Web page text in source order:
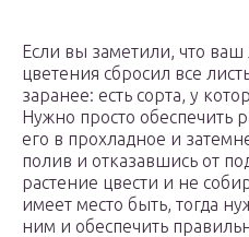
Если вы заметили, что
цветения сбросил все
заранее: есть сорта, у
Нужно просто обеспечить
его в прохладное и
полив и отказавшись от
растение цвести и не
имеет место быть, тогда
ним и обеспечить